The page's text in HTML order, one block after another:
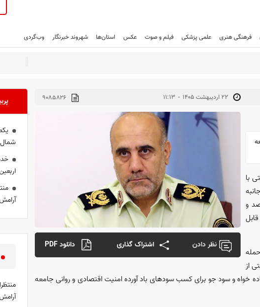
فرهنگی هنری علمی پزشکی فیلم و صوت عکس استان‌ها شهروند خبرنگار وب‌گردی
۱۱:۱۳ - ۲۲ ارديبهشت ۱۴۰۵ ۹۰۸۵۸۲۶
نظر دادن اشتراک گذاری دانلود PDF
با
و
از
خواه و سود جو برای کسب سود‌های باد آورده امنیت اقتصادی و روانی جامعه
شمال